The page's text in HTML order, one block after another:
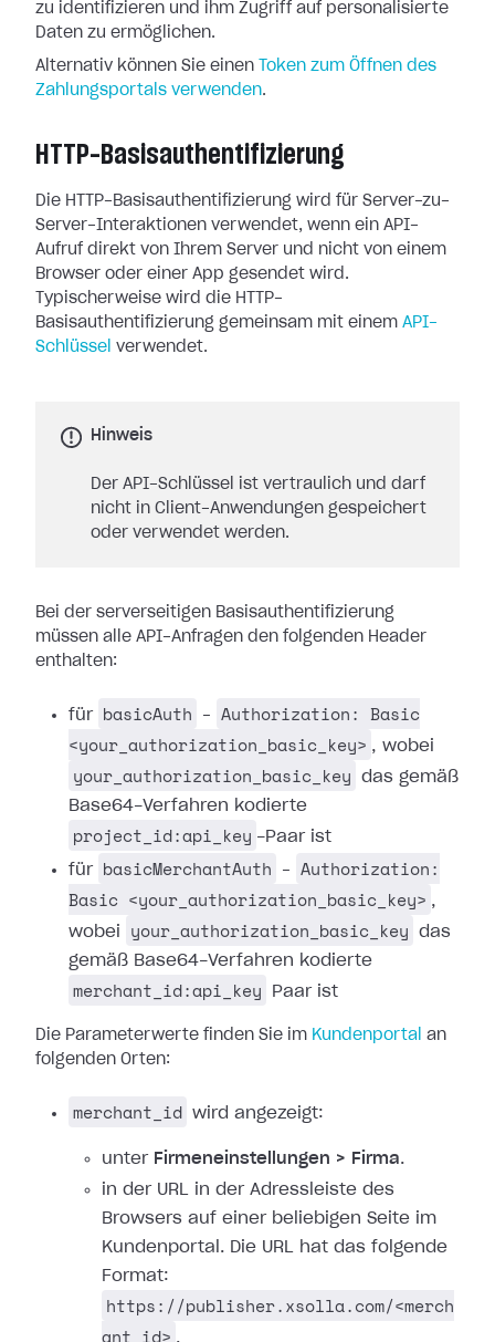
zu identifizieren und ihm Zugriff auf personalisierte
Daten zu ermöglichen.
Alternativ können Sie einen
Token zum Öffnen des
Zahlungsportals verwenden.
HTTP-Basisauthentifizierung
Die HTTP-Basisauthentifizierung wird für Server-zu-
Server-Interaktionen verwendet, wenn ein API-
Aufruf direkt von Ihrem Server und nicht von einem
Browser oder einer App gesendet wird.
Typischerweise wird die HTTP-
Basisauthentifizierung gemeinsam mit einem API-
Schlüssel verwendet.
Hinweis
Der API-Schlüssel ist vertraulich und darf
nicht in Client-Anwendungen gespeichert
oder verwendet werden.
Bei der serverseitigen Basisauthentifizierung
müssen alle API-Anfragen den folgenden Header
enthalten:
für basicAuth –
Authorization: Basic
<your_authorization_basic_key> , wobei
your_authorization_basic_key
das gemäß
Base64-Verfahren kodierte
project_id:api_key -Paar ist
für basicMerchantAuth –
Authorization:
Basic <your_authorization_basic_key> ,
wobei
your_authorization_basic_key
das
gemäß Base64-Verfahren kodierte
merchant_id:api_key Paar ist
Die Parameterwerte finden Sie im Kundenportal an
folgenden Orten:
merchant_id wird angezeigt:
unter Firmeneinstellungen > Firma.
in der URL in der Adressleiste des
Browsers auf einer beliebigen Seite im
Kundenportal. Die URL hat das folgende
Format:
https://publisher.xsolla.com/<merch
ant_id> .